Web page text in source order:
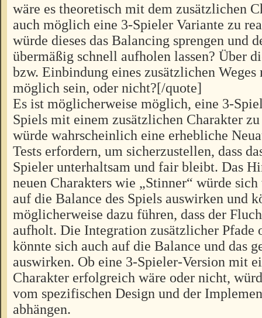
wäre es theoretisch mit dem zusätzlichen
auch möglich eine 3-Spieler Variante zu
würde dieses das Balancing sprengen und
übermäßig schnell aufholen lassen? Über
bzw. Einbindung eines zusätzlichen Weges
möglich sein, oder nicht?[/quote]
Es ist möglicherweise möglich, eine 3-
Spiels mit einem zusätzlichen Charakter
würde wahrscheinlich eine erhebliche
Tests erfordern, um sicherzustellen, dass
Spieler unterhaltsam und fair bleibt. Das
neuen Charakters wie „Stinner“ würde
auf die Balance des Spiels auswirken und
möglicherweise dazu führen, dass der
aufholt. Die Integration zusätzlicher Pfade
könnte sich auch auf die Balance und das
auswirken. Ob eine 3-Spieler-Version mit
Charakter erfolgreich wäre oder nicht,
vom spezifischen Design und der
abhängen.